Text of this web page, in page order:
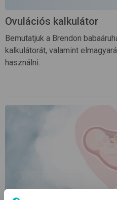
Ovulációs kalkulátor
Bemutatjuk a Brendon
kalkulátorát, valamint
használni.